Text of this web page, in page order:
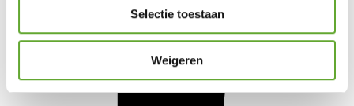
Selectie toestaan
Weigeren